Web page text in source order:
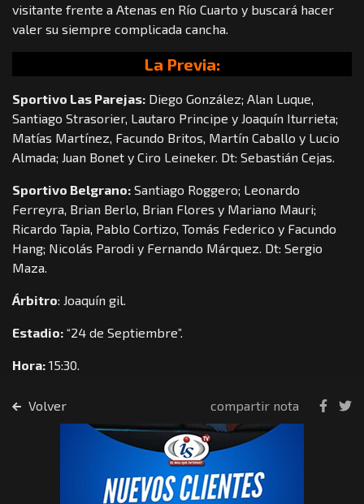
visitante frente a Atenas en Río Cuarto y buscará hacer
valer su siempre complicada cancha.
La Previa:
Sportivo Las Parejas: Diego González; Alan Luque,
Santiago Strasorier, Lautaro Principe y Joaquín Iturrieta;
Matías Martínez, Facundo Britos, Martín Caballo y Lucio
Almada; Juan Bonet y Ciro Leineker. Dt: Sebastián Cejas.
Sportivo Belgrano: Santiago Roggero; Leonardo
Ferreyra, Brian Berlo, Brian Flores y Mariano Mauri;
Ricardo Tapia, Pablo Cortizo, Tomás Federico y Facundo
Hang; Nicolás Parodi y Fernando Márquez. Dt: Sergio
Maza.
Árbitro: Joaquín gil.
Estadio: “24 de Septiembre”.
Hora: 15:30.
Volver compartir nota